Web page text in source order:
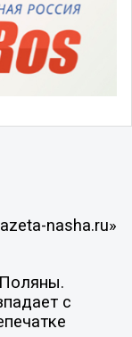
nasha.ru»
с